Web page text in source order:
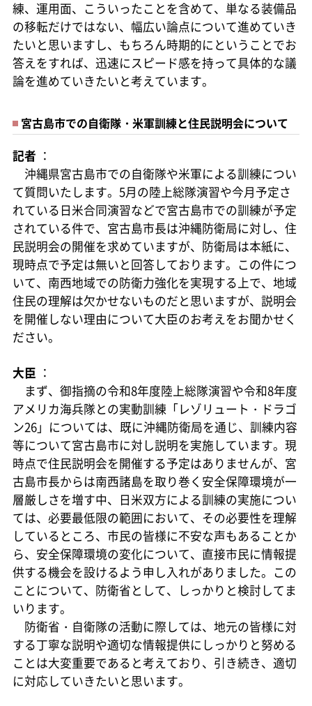
練、運用面、こういったことを含めて、単なる装備品
の移転だけではない、幅広い論点について進めていき
たいと思いますし、もちろん時期的にということでお
答えをすれば、迅速にスピード感を持って具体的な議
論を進めていきたいと考えています。
宮古島市での自衛隊・米軍訓練と住民説明会について
記者 ：
沖縄県宮古島市での自衛隊や米軍による訓練につい
て質問いたします。5月の陸上総隊演習や今月予定さ
れている日米合同演習などで宮古島市での訓練が予定
されている件で、宮古島市長は沖縄防衛局に対し、住
民説明会の開催を求めていますが、防衛局は本紙に、
現時点で予定は無いと回答しております。この件につ
いて、南西地域での防衛力強化を実現する上で、地域
住民の理解は欠かせないものだと思いますが、説明会
を開催しない理由について大臣のお考えをお聞かせく
ださい。
大臣 ：
まず、御指摘の令和8年度陸上総隊演習や令和8年度
アメリカ海兵隊との実動訓練「レゾリュート・ドラゴ
ン26」については、既に沖縄防衛局を通じ、訓練内容
等について宮古島市に対し説明を実施しています。現
時点で住民説明会を開催する予定はありませんが、宮
古島市長からは南西諸島を取り巻く安全保障環境が一
層厳しさを増す中、日米双方による訓練の実施につい
ては、必要最低限の範囲において、その必要性を理解
しているところ、市民の皆様に不安な声もあることか
ら、安全保障環境の変化について、直接市民に情報提
供する機会を設けるよう申し入れがありました。この
ことについて、防衛省として、しっかりと検討してま
いります。
防衛省・自衛隊の活動に際しては、地元の皆様に対
する丁寧な説明や適切な情報提供にしっかりと努める
ことは大変重要であると考えており、引き続き、適切
に対応していきたいと思います。